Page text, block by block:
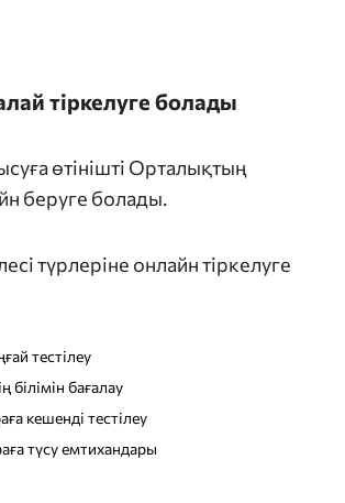
тіркелуге болады
өтінішті Орталықтың
беруге болады.
түрлеріне онлайн тіркелуге
тестілеу
білімін бағалау
кешенді тестілеу
түсу емтихандары